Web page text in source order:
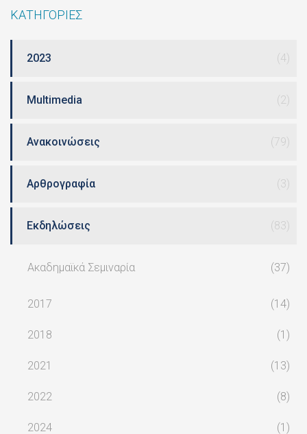
ΚΑΤΗΓΟΡΙΕΣ
2023 (4)
Multimedia (2)
Ανακοινώσεις (79)
Αρθρογραφία (3)
Εκδηλώσεις (83)
Ακαδημαϊκά Σεμιναρία (37)
2017 (14)
2018 (1)
2021 (13)
2022 (8)
2024 (1)